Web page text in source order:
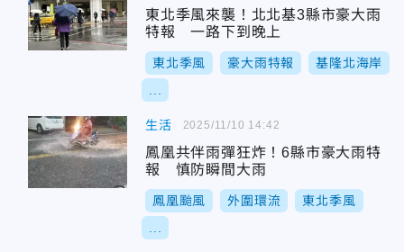
東北季風來襲！北北基3縣市豪大雨
特報 一路下到晚上
東北季風 豪大雨特報 基隆北海岸
生活
鳳凰共伴雨彈狂炸！6縣市豪大雨特
報 慎防瞬間大雨
鳳凰颱風 外圍環流 東北季風
2025/11/10 14:42